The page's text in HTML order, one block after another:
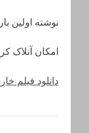
نوشته اولین
امکان آنلاک
دانلود فیلم